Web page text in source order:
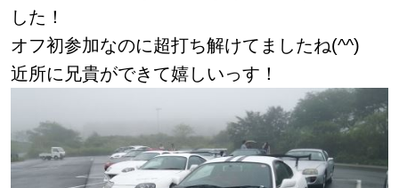
した！
オフ初参加なのに超打ち解けてましたね(^^)
近所に兄貴ができて嬉しいっす！